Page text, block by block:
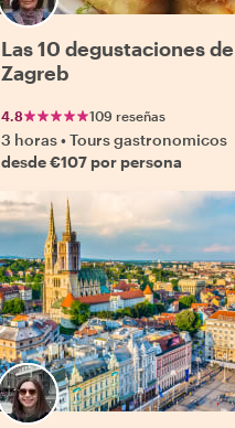
Las 10 degustaciones de
Zagreb
4.8 109 reseñas
3 horas•Tours gastronomicos
desde €107 por persona